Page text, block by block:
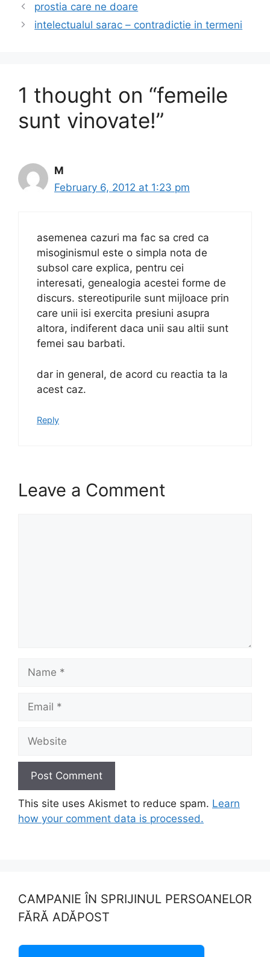
b
o
d
o
prostia care ne doare
intelectualul sarac – contradictie in termeni
1 thought on “femeile
sunt vinovate!”
M
February 6, 2012 at 1:23 pm
asemenea cazuri ma fac sa cred ca
misoginismul este o simpla nota de
subsol care explica, pentru cei
interesati, genealogia acestei forme de
discurs. stereotipurile sunt mijloace prin
care unii isi exercita presiuni asupra
altora, indiferent daca unii sau altii sunt
femei sau barbati.
dar in general, de acord cu reactia ta la
acest caz.
Reply
Leave a Comment
This site uses Akismet to reduce spam. Learn
how your comment data is processed.
CAMPANIE ÎN SPRIJINUL PERSOANELOR
FĂRĂ ADĂPOST